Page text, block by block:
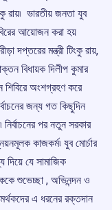
রায়৷ ভারতীয় জনতা যুব
আয়োজন করা হয়
দপ্তরের মন্ত্রী টিংকু রায়,
বিধায়ক দিলীপ কুমার
শিবিরে অংশগ্রহণ করে
জন্য গত কিছুদিন
পর নতুন সরকার
কাজকর্ম৷ যুব মোর্চার
দিয়ে যে সামাজিক
শুভেচ্ছা , অভিনন্দন ও
এ ধরনের রক্তদান